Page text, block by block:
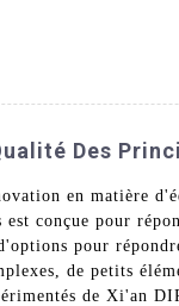
Des
en matière
est conçue pour
pour
de petits
de Xi'an